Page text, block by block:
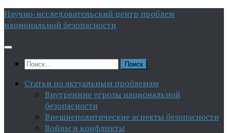
Перейти
к
Научно-исследовательский центр проблем
национальной безопасности
Найти:
Статьи по актуальным проблемам
Внутренние угрозы национальной
безопасности
Внешнеполитические аспекты безопасности
Войны и конфликты